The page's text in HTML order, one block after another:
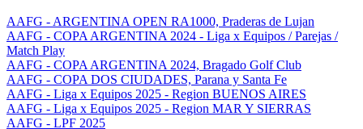
AAFG - ARGENTINA OPEN RA1000, Praderas de Lujan
AAFG - COPA ARGENTINA 2024 - Liga x Equipos / Parejas /
Match Play
AAFG - COPA ARGENTINA 2024, Bragado Golf Club
AAFG - COPA DOS CIUDADES, Parana y Santa Fe
AAFG - Liga x Equipos 2025 - Region BUENOS AIRES
AAFG - Liga x Equipos 2025 - Region MAR Y SIERRAS
AAFG - LPF 2025